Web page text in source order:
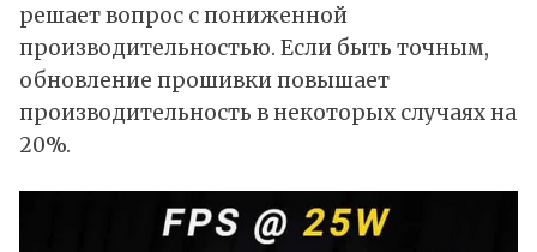
решает вопрос с пониженной
производительностью. Если быть точным,
обновление прошивки повышает
производительность в некоторых случаях на
20%.